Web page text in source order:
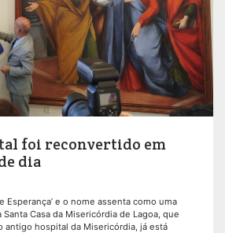
foi reconvertido em
dia
Esperança’ e o nome assenta como uma
Casa da Misericórdia de Lagoa, que
antigo hospital da Misericórdia, já está